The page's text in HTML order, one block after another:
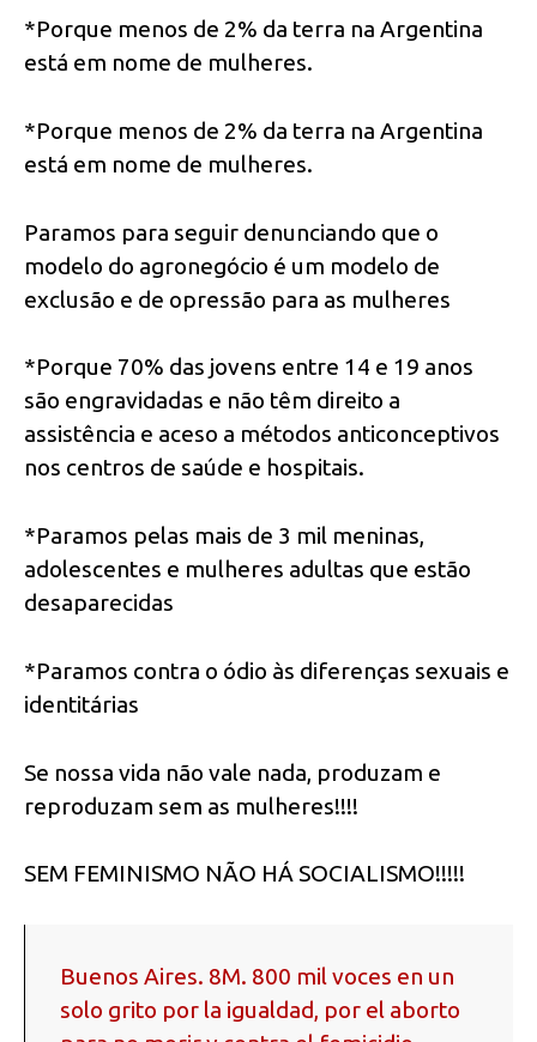
*Porque menos de 2% da terra na Argentina
está em nome de mulheres.
*Porque menos de 2% da terra na Argentina
está em nome de mulheres.
Paramos para seguir denunciando que o
modelo do agronegócio é um modelo de
exclusão e de opressão para as mulheres
*Porque 70% das jovens entre 14 e 19 anos
são engravidadas e não têm direito a
assistência e aceso a métodos anticonceptivos
nos centros de saúde e hospitais.
*Paramos pelas mais de 3 mil meninas,
adolescentes e mulheres adultas que estão
desaparecidas
*Paramos contra o ódio às diferenças sexuais e
identitárias
Se nossa vida não vale nada, produzam e
reproduzam sem as mulheres!!!!
SEM FEMINISMO NÃO HÁ SOCIALISMO!!!!!
Buenos Aires. 8M. 800 mil voces en un
solo grito por la igualdad, por el aborto